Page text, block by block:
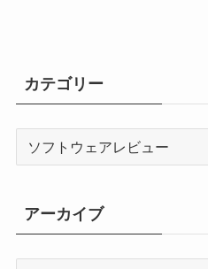
カテゴリー
リ
ー
アーカイブ